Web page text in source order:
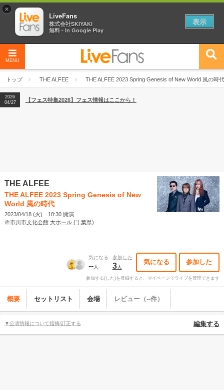
MENU
トップ THE ALFEE THE ALFEE 2023 Spring Genesis of New World 風の時代
2026
04/27
2026
【ライブ動員ランキング】2026年上半期編発表！
2026
04/27
【フェス特集2026】フェス情報はここから！
THE ALFEE
THE ALFEE 2023 Spring Genesis of New
World 風の時代
2023/04/18 (火) 18:30 開演
＠市川市文化会館 大ホール (千葉県)
気になる
--人
参加した
3人
気になる 参加した
参加する(した)を登録すると、マイページでライブを管理できます
概要 セットリスト 会場 レビュー（--件）
▼公演情報について指摘/訂正する 編集する
×
LiveFans
株式会社SKIYAKI
無料 - In Google Play
表示